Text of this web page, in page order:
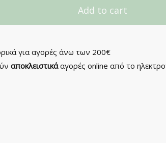
Add to cart
για αγορές άνω των 200€
αποκλειστικάαγορές online από το